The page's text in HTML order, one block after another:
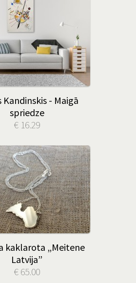
Kandinskis - Maigā
spriedze
€ 16.29
kaklarota „Meitene
Latvija”
€ 65.00